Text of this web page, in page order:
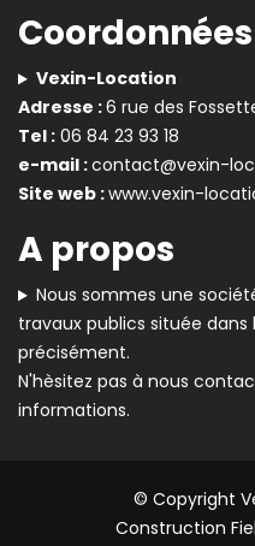
Coordonnées
Vexin-Location
Adresse :6 rue des
Tel : 06 84 23 93 18
e-mail :contact@vexin-
Site web :www.vexin-
A propos
Nous sommes une
travaux publics située dans
précisément.
N'hèsitez pas à nous
informations.
© Copyright
Construction